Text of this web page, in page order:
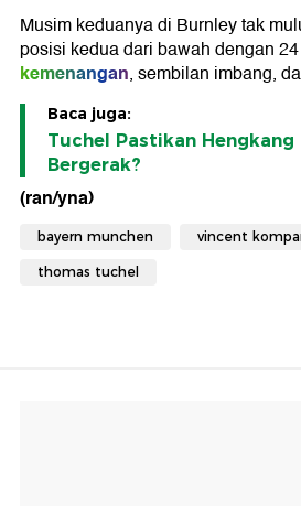
Musim keduanya di Burnley tak
posisi kedua dari bawah dengan
kemenangan, sembilan imbang,
Baca juga:
Tuchel Pastikan Hengkang
Bergerak?
(ran/yna)
bayern munchen vincent
thomas tuchel